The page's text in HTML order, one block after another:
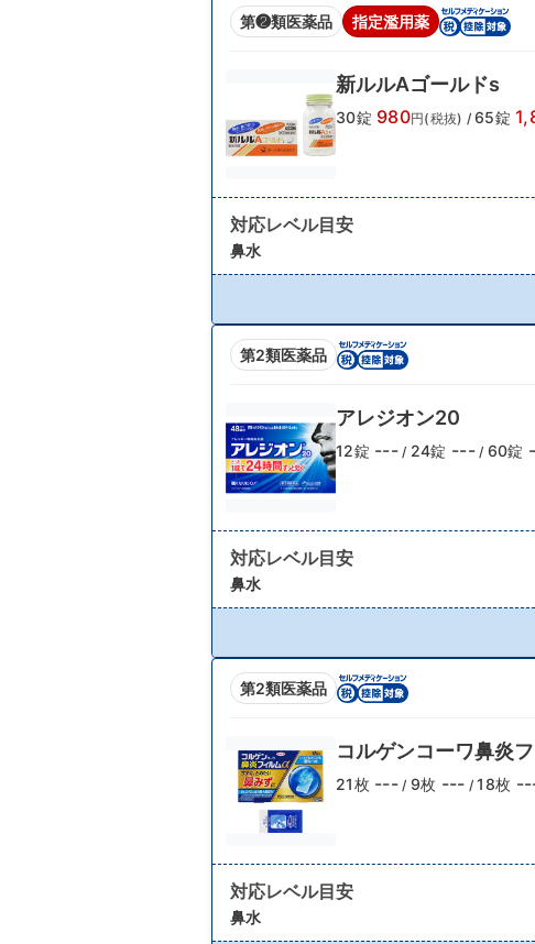
第❷類医薬品 指定濫用薬
新ルルAゴールドs
30錠 980円(税抜) / 65錠
対応レベル目安
鼻水
第2類医薬品
アレジオン20
12錠 --- / 24錠 --- / 60錠
対応レベル目安
鼻水
第2類医薬品
コルゲンコーワ鼻炎
21枚 --- / 9枚 --- / 18枚
対応レベル目安
鼻水